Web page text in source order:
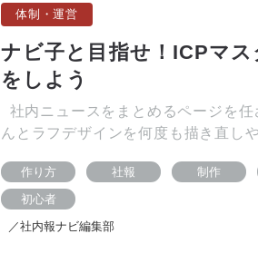
体制・運営
ナビ子と目指せ！ICPマ
をしよう
社内ニュースをまとめるページを
んとラフデザインを何度も描き直し
作り方 社報 制作
初心者
／社内報ナビ編集部